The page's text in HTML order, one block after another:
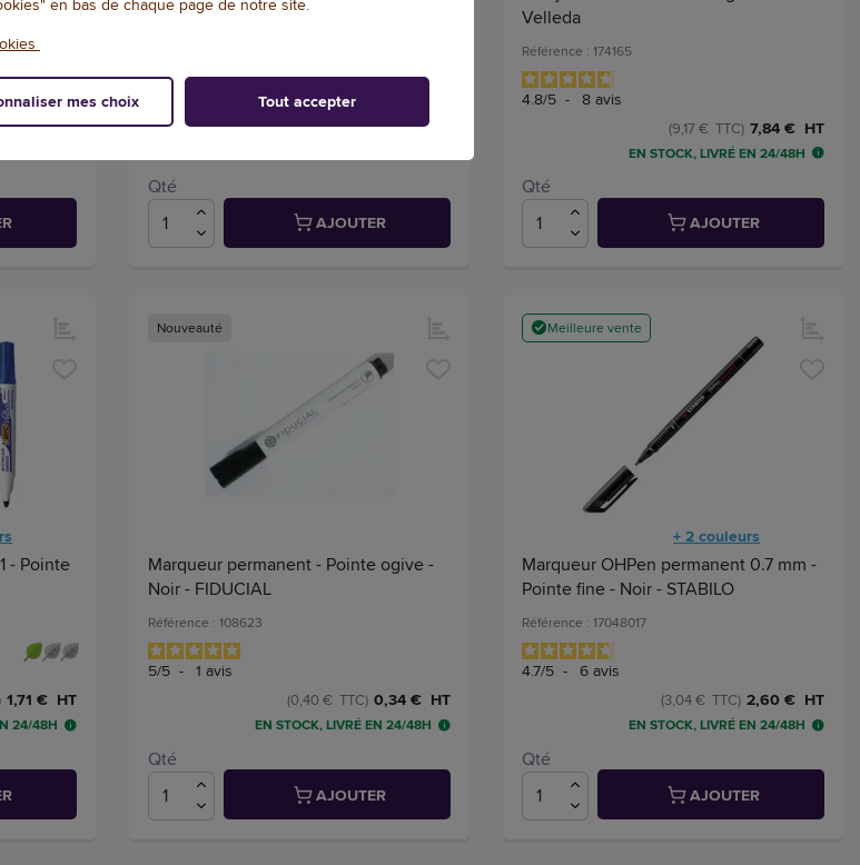
1,71 € HT
1,09 € HT
(1,28 € TTC)
Qté
AJOUTER
Velleda
Référence : 174165
4.8/5 - 8 avis
7,84 € HT
(9,17 € TTC)
EN STOCK, LIVRÉ EN 24/48H
Qté
AJOUTER
- Pointe
1,71 € HT
24/48H
Nouveauté
Marqueur permanent - Pointe ogive -
Noir - FIDUCIAL
Référence : 108623
5/5 - 1 avis
0,34 € HT
(0,40 € TTC)
EN STOCK, LIVRÉ EN 24/48H
Qté
AJOUTER
Meilleure vente
+ 2 couleurs
Marqueur OHPen permanent 0.7 mm -
Pointe fine - Noir - STABILO
Référence : 17048017
4.7/5 - 6 avis
2,60 € HT
(3,04 € TTC)
EN STOCK, LIVRÉ EN 24/48H
Qté
AJOUTER
mes choix Tout accepter